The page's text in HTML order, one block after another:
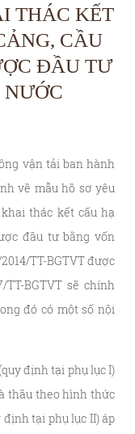
THÁC KẾT
CẦU
ĐẦU TƯ
vận tải ban hành
về mẫu hồ sơ yêu
thác kết cấu hạ
đầu tư bằng vốn
TT-BGTVT được
BGTVT sẽ chính
đó có một số nội
định tại phụ lục I)
thầu theo hình thức
tại phụ lục II) áp